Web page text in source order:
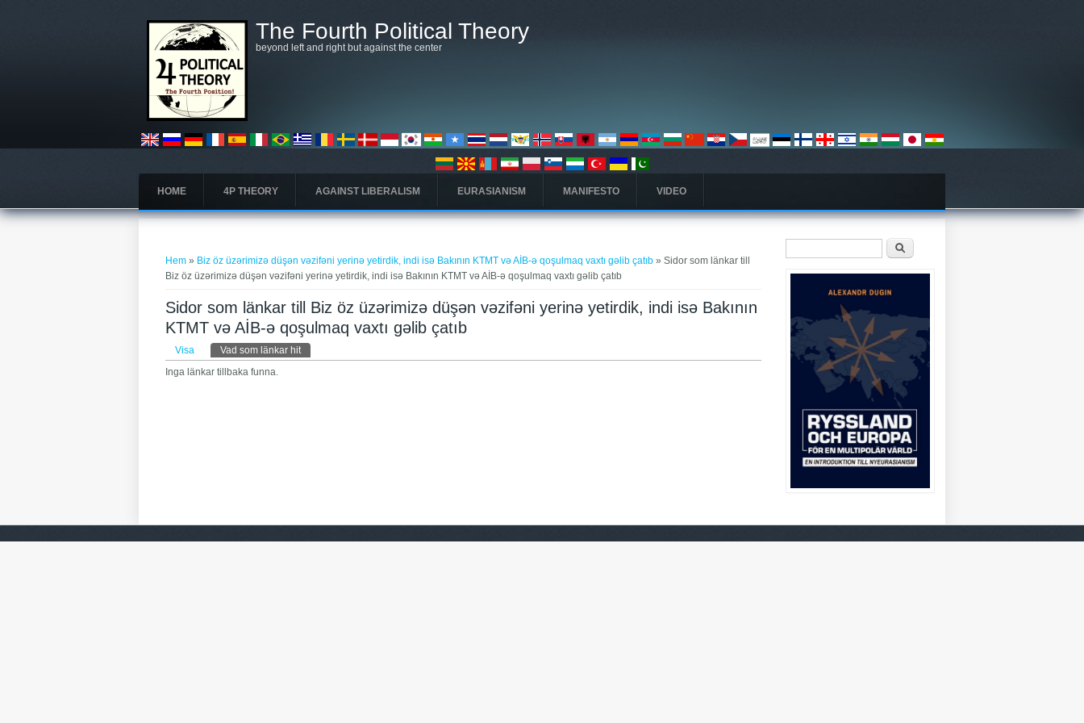
The Fourth Political Theory
beyond left and right but against the center
HOME 4P THEORY AGAINST LIBERALISM EURASIANISM MANIFESTO VIDEO
Hem » Biz öz üzərimizə düşən vəzifəni yerinə yetirdik, indi isə Bakının KTMT və AİB-ə qoşulmaq vaxtı gəlib çatıb » Sidor som länkar till
Biz öz üzərimizə düşən vəzifəni yerinə yetirdik, indi isə Bakının KTMT və AİB-ə qoşulmaq vaxtı gəlib çatıb
Sidor som länkar till Biz öz üzərimizə düşən vəzifəni yerinə yetirdik, indi isə Bakının
KTMT və AİB-ə qoşulmaq vaxtı gəlib çatıb
Primära flikar
Visa Vad som länkar hit(aktiv flik)
Inga länkar tillbaka funna.
Sökformulär